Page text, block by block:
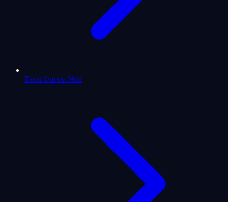
Tarot Oui ou Non